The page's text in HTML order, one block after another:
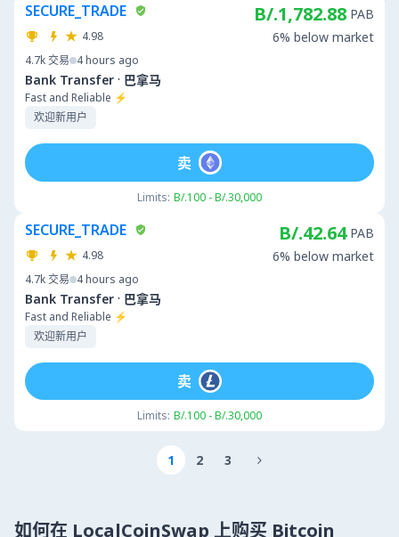
SECURE_TRADE
4.98
4.7k交易 4 hours ago
Bank Transfer · 巴拿马
Fast and Reliable ⚡
欢迎新用户
B/.1,782.88 PAB
6% below market
Limits: B/.100 - B/.30,000
卖
SECURE_TRADE
4.98
4.7k交易 4 hours ago
Bank Transfer · 巴拿马
Fast and Reliable ⚡
欢迎新用户
B/.42.64 PAB
6% below market
Limits: B/.100 - B/.30,000
卖
1 2 3 
如何在 LocalCoinSwap 上购买 Bitcoin